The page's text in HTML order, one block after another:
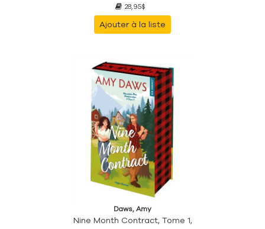
28,95$
Ajouter à la liste
Daws, Amy
Nine Month Contract, Tome 1,